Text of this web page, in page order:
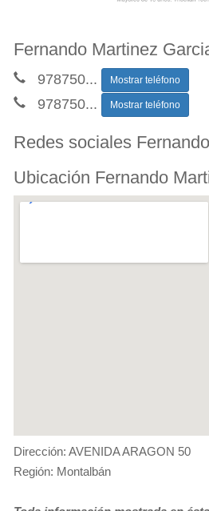
Fernando Martinez
978750... Mostrar teléfono
978750... Mostrar teléfono
Redes sociales
Ubicación Fernando
Dirección: AVENIDA ARAGON 50
Región: Montalbán